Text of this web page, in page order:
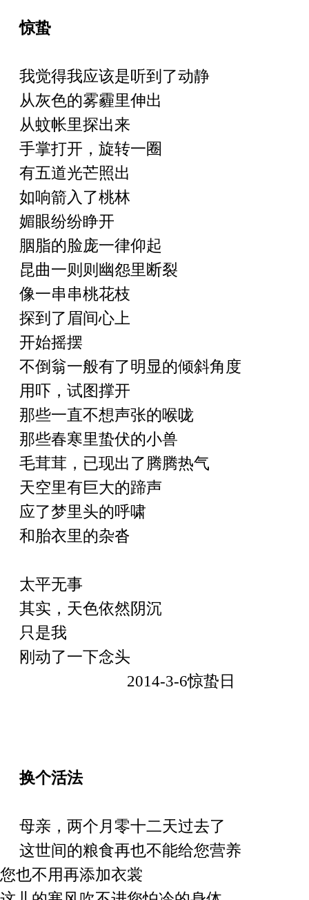
惊蛰
我觉得我应该是听到了动静
从灰色的雾霾里伸出
从蚊帐里探出来
手掌打开，旋转一圈
有五道光芒照出
如响箭入了桃林
媚眼纷纷睁开
胭脂的脸庞一律仰起
昆曲一则则幽怨里断裂
像一串串桃花枝
探到了眉间心上
开始摇摆
不倒翁一般有了明显的倾斜角度
用吓，试图撑开
那些一直不想声张的喉咙
那些春寒里蛰伏的小兽
毛茸茸，已现出了腾腾热气
天空里有巨大的蹄声
应了梦里头的呼啸
和胎衣里的杂沓
太平无事
其实，天色依然阴沉
只是我
刚动了一下念头
2014-3-6惊蛰日
换个活法
母亲， 两个月零十二天过去了
这世间的粮食再也不能给您营养
您也不用再添加衣裳